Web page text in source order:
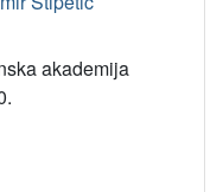
akademija